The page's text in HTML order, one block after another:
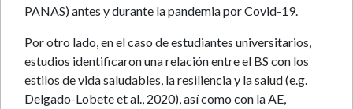
PANAS) antes y durante la pandemia por Covid-19.
Por otro lado, en el caso de estudiantes universitarios,
estudios identificaron una relación entre el BS con los
estilos de vida saludables, la resiliencia y la salud (e.g.
Delgado-Lobete et al., 2020), así como con la AE,